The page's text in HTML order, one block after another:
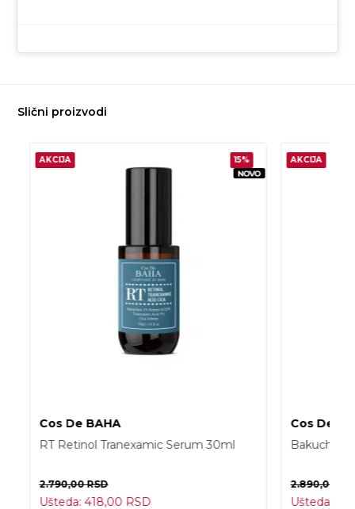
Slični proizvodi
AKCIJA 15%
Cos De BAHA
RT Retinol Tranexamic Serum 30ml
2.790,00RSD
Ušteda:418,00 RSD
AKCIJA
Cos De
Bakuchiol
2.890,00
Ušteda: